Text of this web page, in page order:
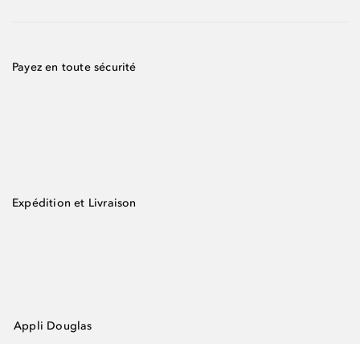
Payez en toute sécurité
Expédition et Livraison
Appli Douglas